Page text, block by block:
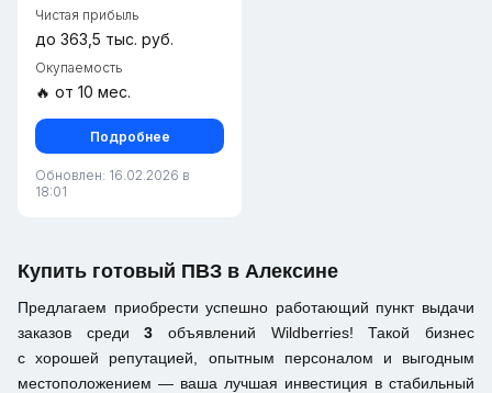
Чистая прибыль
до 363,5 тыс. руб.
Окупаемость
🔥 от 10 мес.
Подробнее
Обновлен: 16.02.2026 в
18:01
Купить готовый ПВЗ в Алексине
Предлагаем приобрести успешно работающий пункт выдачи
заказов среди3 объявлений Wildberries! Такой бизнес
с хорошей репутацией, опытным персоналом и выгодным
местоположением — ваша лучшая инвестиция в стабильный